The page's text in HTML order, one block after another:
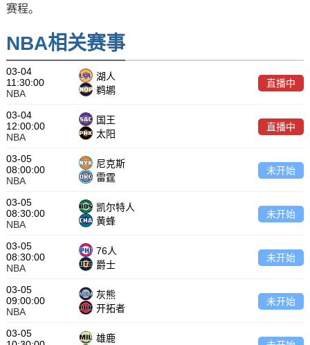
赛程。
NBA相关赛事
03-04
11:30:00
NBA
湖人
鹈鹕
直播中
03-04
12:00:00
NBA
国王
太阳
直播中
03-05
08:00:00
NBA
尼克斯
雷霆
未开始
03-05
08:30:00
NBA
凯尔特人
黄蜂
未开始
03-05
08:30:00
NBA
76人
爵士
未开始
03-05
09:00:00
NBA
灰熊
开拓者
未开始
03-05
雄鹿